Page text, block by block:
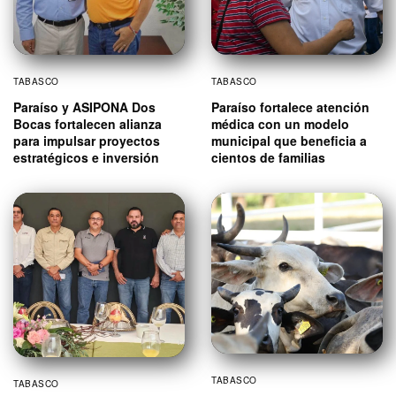
TABASCO
Paraíso y ASIPONA Dos
Bocas fortalecen alianza
para impulsar proyectos
estratégicos e inversión
TABASCO
Paraíso fortalece atención
médica con un modelo
municipal que beneficia a
cientos de familias
TABASCO TABASCO